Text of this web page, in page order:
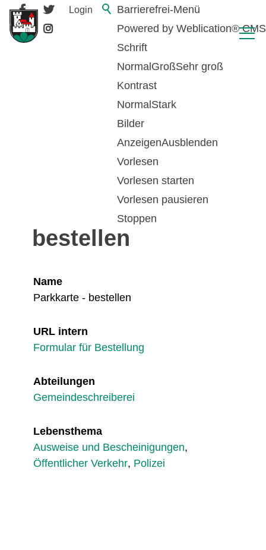
Barrierefrei-Menü
Powered by Weblication® CMS
Schrift
Normal GroßSehr groß
Kontrast
Normal Stark
Bilder
AnzeigenAusblenden
Vorlesen
Vorlesen starten
Vorlesen pausieren
Stoppen
Login
Parkkarte -
bestellen
Name
Parkkarte - bestellen
URL intern
Formular für Bestellung
Abteilungen
Gemeindeschreiberei
Lebensthema
Ausweise und Bescheinigungen,
Öffentlicher Verkehr, Polizei